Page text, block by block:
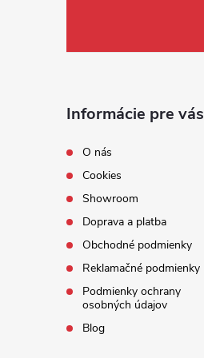
Informácie pre vás
O nás
Cookies
Showroom
Doprava a platba
Obchodné podmienky
Reklamačné podmienky
Podmienky ochrany
osobných údajov
Blog